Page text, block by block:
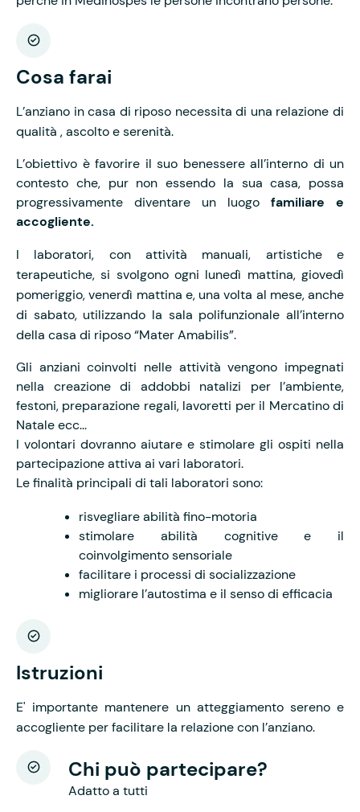
Cosa farai
L’anziano in casa di riposo necessita di una relazione di
qualità , ascolto e serenità.
L’obiettivo è favorire il suo benessere all’interno di un
contesto che, pur non essendo la sua casa, possa
progressivamente diventare un luogo familiare e
accogliente.
I laboratori, con attività manuali, artistiche e
terapeutiche, si svolgono ogni lunedì mattina, giovedì
pomeriggio, venerdì mattina e, una volta al mese, anche
di sabato, utilizzando la sala polifunzionale all’interno
della casa di riposo “Mater Amabilis”.
Gli anziani coinvolti nelle attività vengono impegnati
nella creazione di addobbi natalizi per l’ambiente,
festoni, preparazione regali, lavoretti per il Mercatino di
Natale ecc...
I volontari dovranno aiutare e stimolare gli ospiti nella
partecipazione attiva ai vari laboratori.
Le finalità principali di tali laboratori sono:
risvegliare abilità fino-motoria
stimolare abilità cognitive e il
coinvolgimento sensoriale
facilitare i processi di socializzazione
migliorare l’autostima e il senso di efficacia
Istruzioni
E' importante mantenere un atteggiamento sereno e
accogliente per facilitare la relazione con l’anziano.
Chi può partecipare?
Adatto a tutti